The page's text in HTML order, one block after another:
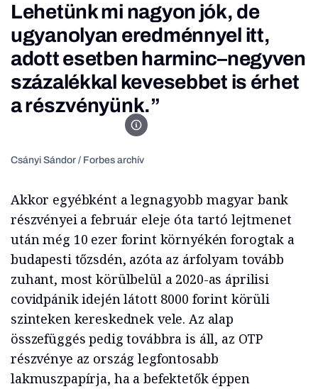
Lehetünk mi nagyon jók, de
ugyanolyan eredménnyel itt,
adott esetben harminc–negyven
százalékkal kevesebbet is érhet
a részvényünk.”
Fotó: Orbital Strangers (Forbes-archív)
Csányi Sándor / Forbes archív
Akkor egyébként a legnagyobb magyar bank
részvényei a február eleje óta tartó lejtmenet
után még 10 ezer forint környékén forogtak a
budapesti tőzsdén, azóta az árfolyam tovább
zuhant, most körülbelül a 2020-as áprilisi
covidpánik idején látott 8000 forint körüli
szinteken kereskednek vele. Az alap
összefüggés pedig továbbra is áll, az OTP
részvénye az ország legfontosabb
lakmuszpapírja, ha a befektetők éppen